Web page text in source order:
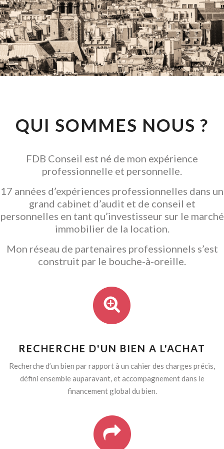
CONSEIL EN
INVESTISSEMENT
LOCATIF
GARANTIR L' ACQUISITION
QUI SOMMES NOUS ?
FDB Conseil est né de mon expérience
professionnelle et personnelle.
17 années d’expériences professionnelles dans un
grand cabinet d’audit et de conseil et
personnelles en tant qu’investisseur sur le marché
immobilier de la location.
Mon réseau de partenaires professionnels s’est
construit par le bouche-à-oreille.
RECHERCHE D'UN BIEN A L'ACHAT
Recherche d’un bien par rapport à un cahier des charges précis,
défini ensemble auparavant, et accompagnement dans le
financement global du bien.